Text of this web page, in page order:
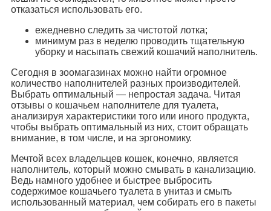
отказаться использовать его.
ежедневно следить за чистотой лотка;
минимум раз в неделю проводить тщательную
уборку и насыпать свежий кошачий наполнитель.
Сегодня в зоомагазинах можно найти огромное
количество наполнителей разных производителей.
Выбрать оптимальный — непростая задача. Читая
отзывы о кошачьем наполнителе для туалета,
анализируя характеристики того или иного продукта,
чтобы выбрать оптимальный из них, стоит обращать
внимание, в том числе, и на эргономику.
Мечтой всех владельцев кошек, конечно, является
наполнитель, который можно смывать в канализацию.
Ведь намного удобнее и быстрее выбросить
содержимое кошачьего туалета в унитаз и смыть
использованный материал, чем собирать его в пакеты